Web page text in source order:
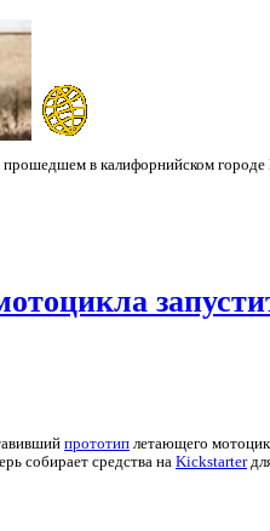
прошедшем в калифорнийском
прототип летающего
собирает средства на Kickstarter